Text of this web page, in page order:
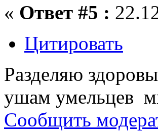
« Ответ #5 :
Цитировать
Разделяю
ушам умельцев
Сообщить